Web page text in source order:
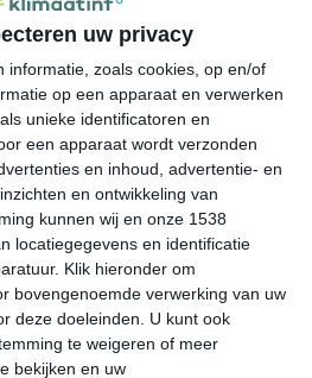
uw privacy
informatie, zoals cookies, op en/of
op een apparaat en verwerken
unieke identificatoren en
een apparaat wordt verzonden
en inhoud, advertentie- en
en ontwikkeling van
kunnen wij en onze 1538
locatiegegevens en identificatie
Klik hieronder om
bovengenoemde verwerking van uw
deze doeleinden. U kunt ook
te weigeren of meer
bekijken en uw
wo
26° 14°
do
28° 12°
19°C